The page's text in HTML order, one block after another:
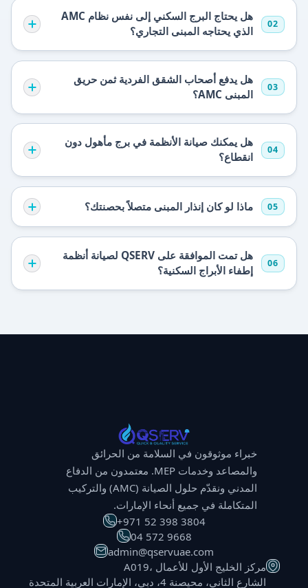
02
هل يحتاج البرج السكني إلى نفس نظام AMC
الذي يحتاجه المبنى التجاري؟
03
هل يدفع أصحاب الشقق الفردية ثمن حريق
المبنى AMC؟
04
هل يمكنك صيانة الأنظمة في برج مأهول دون
انقطاع؟
05 ماذا لو كان إنذار المبنى متصلاً بحصنتك؟
06
هل تمت الموافقة على QSERV لصيانة أنظمة
إطفاء الأبراج السكنية؟
خبراء موثوقون في السلامة من الحرائق
والمصاعد وخدمات MEP. معتمدون من الدفاع
المدني ونقدّم حلول الصيانة (AMC) والتركيب
المتكاملة في جميع أنحاء الإمارات.
⁦+971 52 398 3804⁩
⁦04 572 9668⁩
admin@qservuae.com
A019، مركز الخليج الأول للأعمال
الشارع الثاني، محيصنة 4، دبي، الإمارات العربية المتحدة